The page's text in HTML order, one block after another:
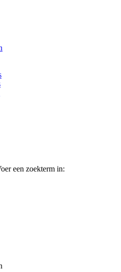
een zoekterm in: